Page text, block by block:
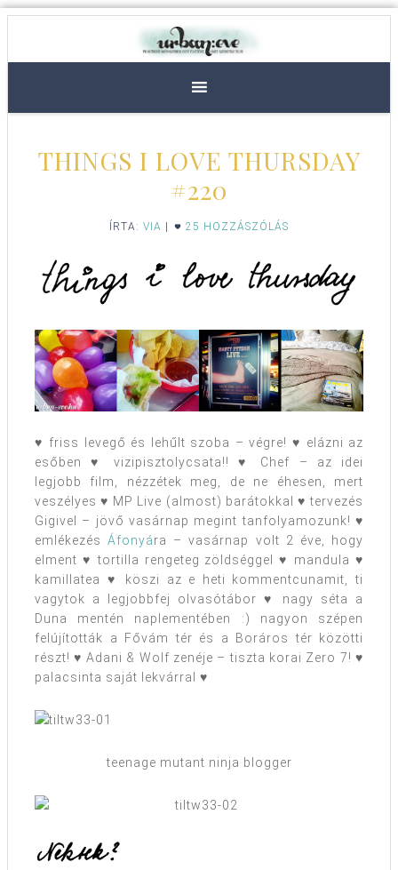
THINGS I LOVE THURSDAY
#220
ÍRTA: VIA 25 HOZZÁSZÓLÁS
♥ friss levegő és lehűlt szoba – végre! ♥ elázni az
esőben ♥ vizipisztolycsata!! ♥ Chef – az idei
legjobb film, nézzétek meg, de ne éhesen, mert
veszélyes ♥ MP Live (almost) barátokkal ♥ tervezés
Gigivel – jövő vasárnap megint tanfolyamozunk! ♥
emlékezésÁfonyára – vasárnap volt 2 éve, hogy
elment ♥ tortilla rengeteg zöldséggel ♥ mandula ♥
kamillatea ♥ köszi az e heti kommentcunamit, ti
vagytok a legjobbfej olvasótábor ♥ nagy séta a
Duna mentén naplementében :) nagyon szépen
felújították a Fővám tér és a Boráros tér közötti
részt! ♥ Adani & Wolf zenéje – tiszta korai Zero 7! ♥
palacsinta saját lekvárral ♥
teenage mutant ninja blogger